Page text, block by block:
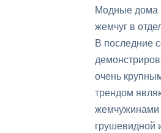
Модные дома
жемчуг в
В последние
очень
трендом
жемчужинами
грушевидной